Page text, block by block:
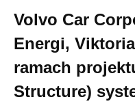
Volvo Car
Energi,
ramach
Structure)